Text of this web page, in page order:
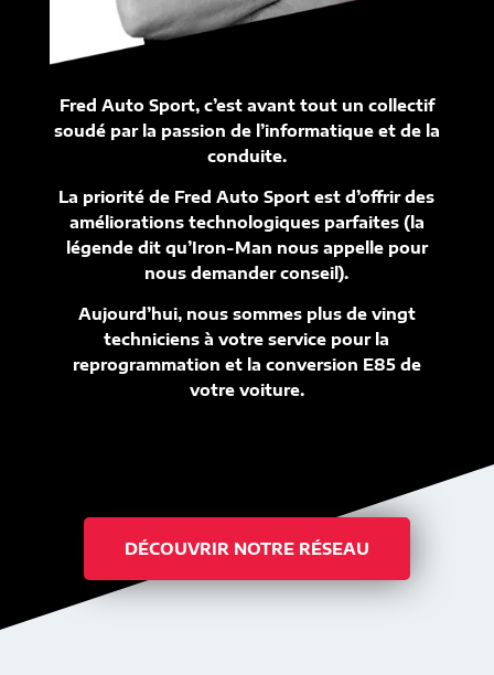
Fred Auto Sport, c’est avant tout un collectif
soudé par la passion de l’informatique et de la
conduite.
La priorité de Fred Auto Sport est d’offrir des
améliorations technologiques parfaites (la
légende dit qu’Iron-Man nous appelle pour
nous demander conseil).
Aujourd’hui, nous sommes plus de vingt
techniciens à votre service pour la
reprogrammation et la conversion E85 de
votre voiture.
DÉCOUVRIR NOTRE RÉSEAU